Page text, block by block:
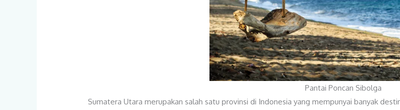
Pantai Poncan Sibolga
Sumatera Utara merupakan salah satu provinsi di Indonesia yang mempunyai banyak